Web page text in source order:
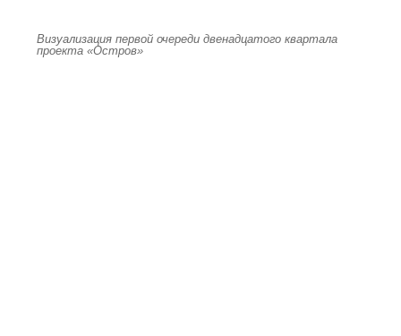
Визуализация первой очереди двенадцатого квартала
проекта «Остров»